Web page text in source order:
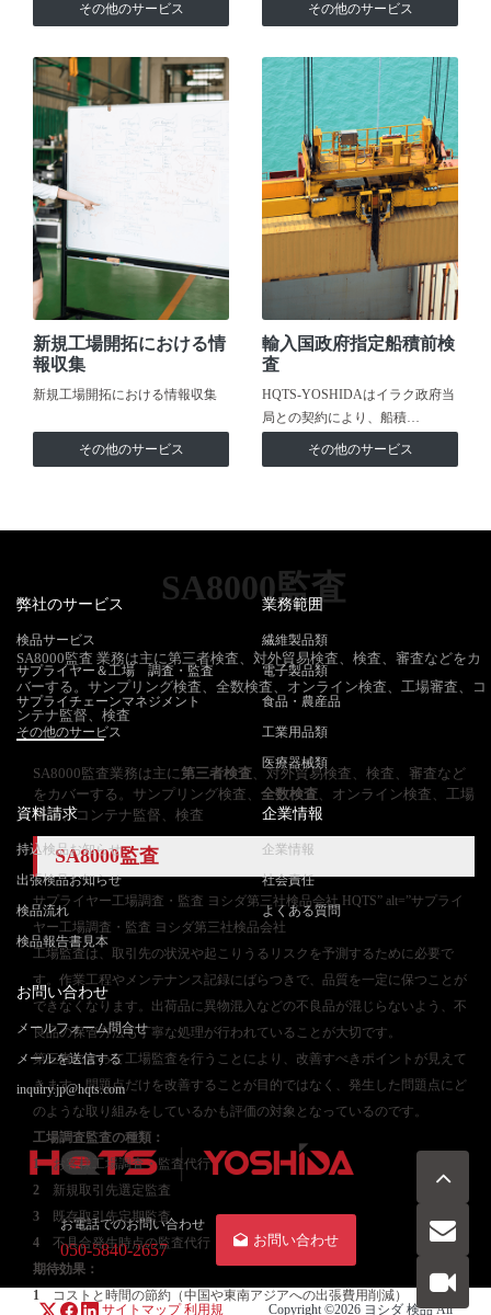
その他のサービス その他のサービス
新規工場開拓における情
報収集
新規工場開拓における情報収集
その他のサービス
輸入国政府指定船積前検
査
HQTS-YOSHIDAはイラク政府当
局との契約により、船積…
その他のサービス
SA8000監査
SA8000監査 業務は主に第三者検査、対外貿易検査、検査、審査などをカ
バーする。サンプリング検査、全数検査、オンライン検査、工場審査、コ
ンテナ監督、検査
SA8000監査業務は主に 第三者検査 、対外貿易検査、検査、審査など
をカバーする。サンプリング検査、 全数検査 、オンライン検査、工場
審査、コンテナ監督、検査
SA8000監査
サプライヤー工場調査・監査 ヨシダ第三社検品会社 HQTS” alt=”サプライ
ヤー工場調査・監査 ヨシダ第三社検品会社
工場監査は、取引先の状況や起こりうるリスクを予測するために必要で
す。作業工程やメンテナンス記録にばらつきで、品質を一定に保つことが
できなくなります。出荷品に異物混入などの不良品が混じらないよう、不
良品の保管方法も丁寧な処理が行われていることが大切です。
第三者によって工場監査を行うことにより、改善すべきポイントが見えて
きます。問題点だけを改善することが目的ではなく、発生した問題点にど
のような取り組みをしているかも評価の対象となっているのです。
工場調査監査の種類：
1お客様工場調査・監査代行
2 新規取引先選定監査
3 既存取引先定期監査
4 不具合発生時点の監査代行
期待効果：
1
コストと時間の節約（中国や東南アジアへの出張費用削減）
弊社のサービス
検品サービス
サプライヤー＆工場 調査・監査
サプライチェーンマネジメント
その他のサービス
業務範囲
繊維製品類
電子製品類
食品・農産品
工業用品類
医療器械類
資料請求
持込検品お知らせ
出張検品お知らせ
検品流れ
検品報告書見本
企業情報
企業情報
社会責任
よくある質問
お問い合わせ
メールフォーム問合せ
メールを送信する
inquiry.jp@hqts.com
お電話でのお問い合わせ
050-5840-2657
お問い合わせ
サイトマップ 利用規 Copyright ©2026 ヨシダ 検品All